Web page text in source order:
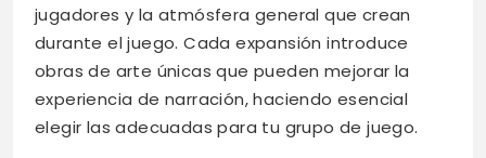
jugadores y la atmósfera general que crean
durante el juego. Cada expansión introduce
obras de arte únicas que pueden mejorar la
experiencia de narración, haciendo esencial
elegir las adecuadas para tu grupo de juego.